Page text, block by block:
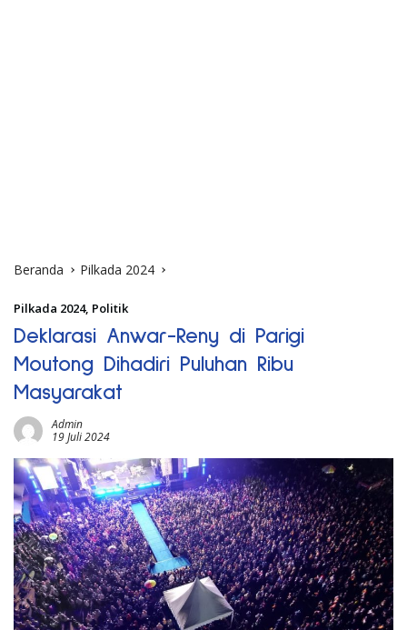
Beranda Pilkada 2024
Pilkada 2024, Politik
Deklarasi Anwar-Reny di Parigi
Moutong Dihadiri Puluhan Ribu
Masyarakat
Admin
19 Juli 2024